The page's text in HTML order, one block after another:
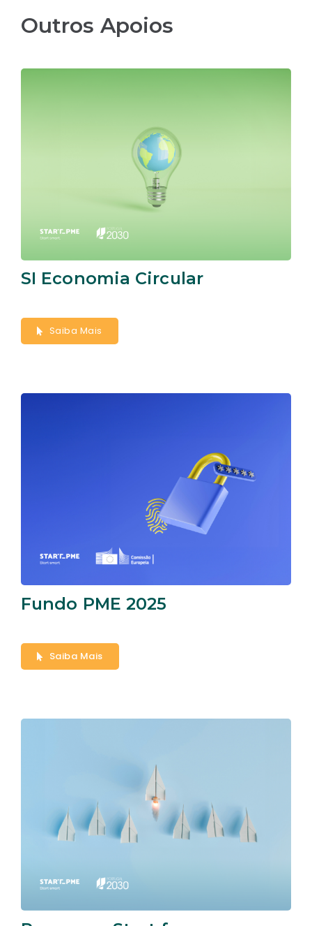
Outros Apoios
SI Economia Circular
Saiba Mais
Fundo PME 2025
Saiba Mais